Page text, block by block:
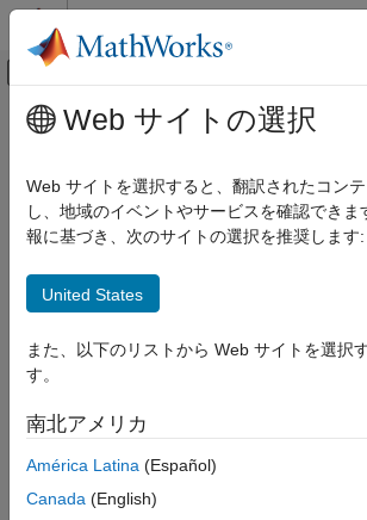
コンテンツへスキップ
オフキャンバス ナビゲ
ドキュメンテーションのホーム
外部言語インターフェイス
MATLAB での C++
matlab::data::Reference<Struct>
説明
反復子
メインコンテンツ
StructArrayの要素への参照を取得するた
Reference<Struct>
クラスの詳細
名前空間:
ード:
Web サイトの選択
Web サイトを選択すると、翻訳されたコン
し、地域のイベントやサービスを確認できま
報に基づき、次のサイトの選択を推奨します:
United States
また、以下のリストから Web サイトを選択
す。
南北アメリカ
América Latina (Español)
Canada (English)